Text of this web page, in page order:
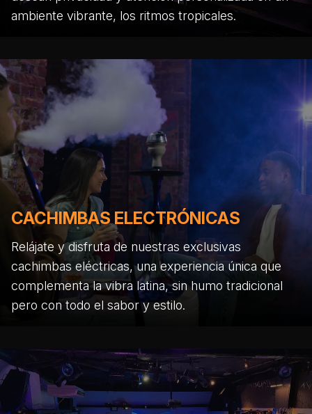
ambiente vibrante, los ritmos tropicales.
CACHIMBAS ELECTRÓNICAS
Relájate y disfruta de nuestras exclusivas
cachimbas eléctricas, una experiencia única que
complementa la vibra latina, sin humo tradicional
pero con todo el sabor y estilo.